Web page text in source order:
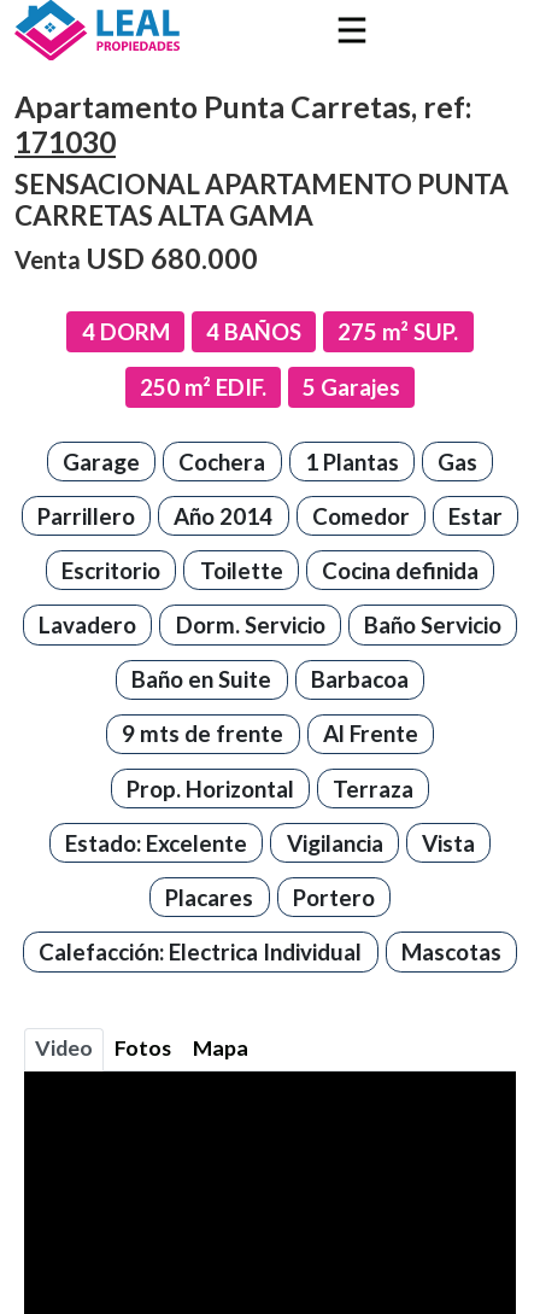
Apartamento Punta Carretas, ref:
171030
SENSACIONAL APARTAMENTO PUNTA
CARRETAS ALTA GAMA
Venta USD 680.000
4DORM 4 BAÑOS 275 m² SUP.
250m² EDIF. 5 Garajes
Garage Cochera 1 Plantas
Gas
Parrillero
Año 2014 Comedor
Estar
Escritorio
Toilette
Cocina definida
Lavadero
Dorm. Servicio
Baño Servicio
Baño en Suite
Barbacoa
9 mts de frente
Al Frente
Prop. Horizontal
Terraza
Estado: Excelente
Vigilancia
Vista
Placares
Portero
Calefacción: Electrica Individual
Mascotas
Video Fotos Mapa